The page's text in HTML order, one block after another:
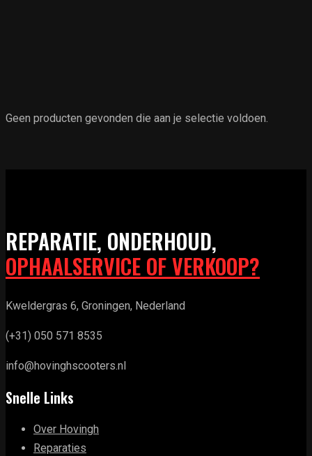
Geen producten gevonden die aan je selectie voldoen.
REPARATIE, ONDERHOUD,
OPHAALSERVICE OF VERKOOP?
Kweldergras 6, Groningen, Nederland
(+31) 050 571 8535
info@hovinghscooters.nl
Snelle Links
Over Hovingh
Reparaties